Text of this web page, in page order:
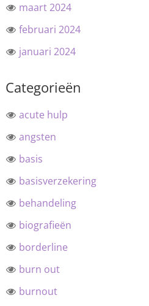
maart 2024
februari 2024
januari 2024
Categorieën
acute hulp
angsten
basis
basisverzekering
behandeling
biografieën
borderline
burn out
burnout